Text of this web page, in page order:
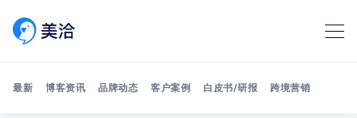
最新 博客资讯 品牌动态 客户案例 白皮书/研报 跨境营销